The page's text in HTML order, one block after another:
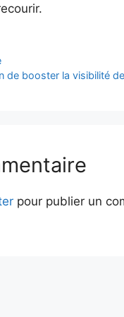
de booster la visibilité
pour publier un